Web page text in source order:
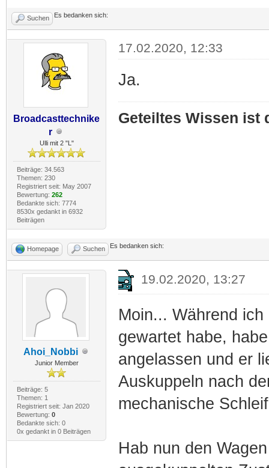
Suchen Es bedanken sich:
Broadcasttechnike
r
Ulli mit 2 "L"
Beiträge: 34.563
Themen: 230
Registriert seit: May 2007
Bewertung: 262
Bedankte sich: 7774
8530x gedankt in 6932
Beiträgen
17.02.2020, 12:33
Ja.
Geteiltes Wissen ist
Homepage Suchen Es bedanken sich:
Ahoi_Nobbi
Junior Member
Beiträge: 5
Themen: 1
Registriert seit: Jan 2020
Bewertung: 0
Bedankte sich: 0
0x gedankt in 0 Beiträgen
19.02.2020, 13:27
Moin... Während
gewartet habe,
angelassen und er
Auskuppeln nach
mechanische
Hab nun den